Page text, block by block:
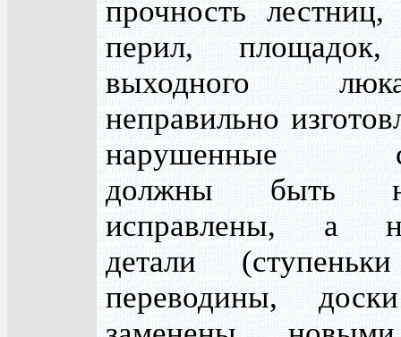
прочность лестниц,
перил,
выходного
неправильно
нарушенные
должны быть
исправлены, а
детали
переводины,